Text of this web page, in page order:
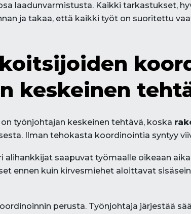
laadunvarmistusta. Kaikki tarkastukset,
ja takaa, että kaikki työt on suoritettu
keskeinen
työnjohtajan keskeinen tehtävä, koska
Ilman tehokasta koordinointia syntyy
alihankkijat saapuvat työmaalle oikeaan
ennen kuin kirvesmiehet aloittavat
perusta. Työnjohtaja järjestää